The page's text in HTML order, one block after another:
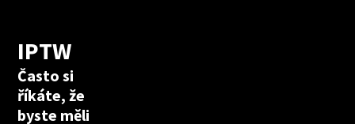
IPTW
Často si
říkáte, že
byste měli